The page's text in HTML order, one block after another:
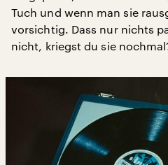
Tuch und wenn man sie
vorsichtig. Dass nur nichts
nicht, kriegst du sie